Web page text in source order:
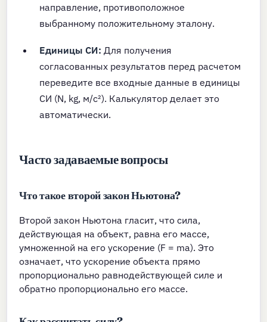
направление, противоположное
выбранному положительному эталону.
Единицы СИ: Для получения
согласованных результатов перед расчетом
переведите все входные данные в единицы
СИ (N, kg, м/с²). Калькулятор делает это
автоматически.
Часто задаваемые вопросы
Что такое второй закон Ньютона?
Второй закон Ньютона гласит, что сила,
действующая на объект, равна его массе,
умноженной на его ускорение (F = ma). Это
означает, что ускорение объекта прямо
пропорционально равнодействующей силе и
обратно пропорционально его массе.